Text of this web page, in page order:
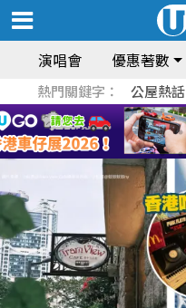
演唱會 優惠著數
熱門關鍵字： 公屋熱話